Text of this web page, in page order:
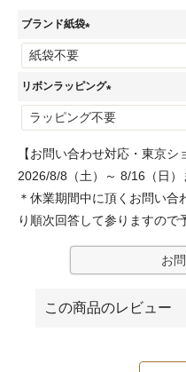
ブランド紙袋
必
須
)
リボンラッピング
(
必
須
)
【お問い合わせ対応・東京シ
2026/8/8（土）～ 8/16（日）
＊休業期間中に頂くお問い合
り順次回答して参りますので
お